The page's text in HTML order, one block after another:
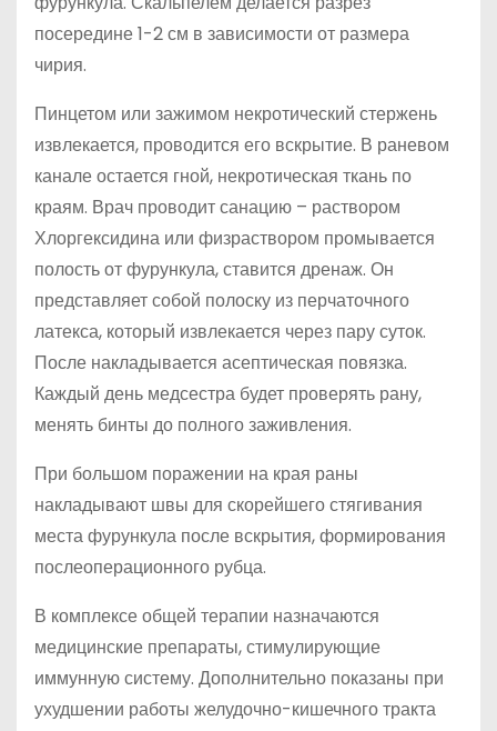
посередине 1-2 см в зависимости от размера
чирия.
Пинцетом или зажимом некротический стержень
извлекается, проводится его вскрытие. В раневом
канале остается гной, некротическая ткань по
краям. Врач проводит санацию – раствором
Хлоргексидина или физраствором промывается
полость от фурункула, ставится дренаж. Он
представляет собой полоску из перчаточного
латекса, который извлекается через пару суток.
После накладывается асептическая повязка.
Каждый день медсестра будет проверять рану,
менять бинты до полного заживления.
При большом поражении на края раны
накладывают швы для скорейшего стягивания
места фурункула после вскрытия, формирования
послеоперационного рубца.
В комплексе общей терапии назначаются
медицинские препараты, стимулирующие
иммунную систему. Дополнительно показаны при
ухудшении работы желудочно-кишечного тракта